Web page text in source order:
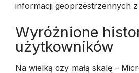
informacji geoprzestrzennych
Wyróżnione
użytkowników
Na wielką czy małą skalę –